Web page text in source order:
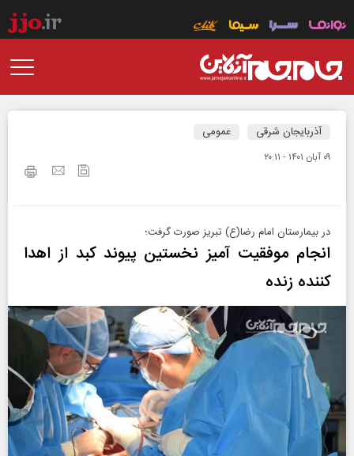
آذربایجان شرقی عمومی
۰۹ آبان ۱۴۰۱ - ۲۰:۱۱
در بیمارستان امام رضا(ع) تبریز صورت گرفت؛
انجام موفقیت آمیز نخستین پیوند کبد از اهدا
کننده زنده